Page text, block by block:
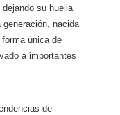
dejando su huella
nacida
única de
a importantes
de